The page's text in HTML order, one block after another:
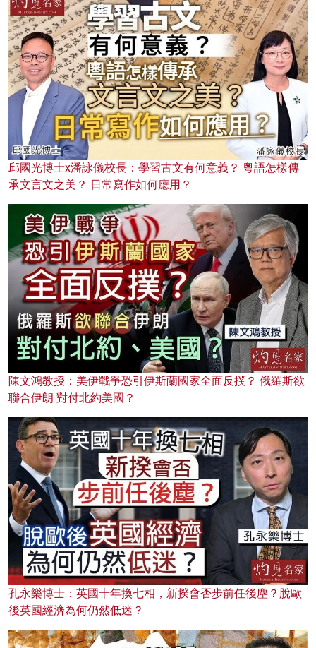
邱國光博士x潘詠儀校長：學習古文有何意義？ 粵語怎樣傳
承文言文之美？ 日常寫作如何應用？
陳文鴻教授：美伊戰爭恐引伊斯蘭國家全面反撲？ 俄羅斯欲
聯合伊朗 對付北約美國？
孔永樂博士：英國十年換七相，新揆會否步前任後塵？脫歐
後英國經濟為何仍然低迷？